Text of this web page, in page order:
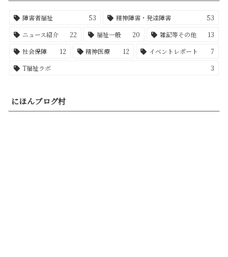
障害者福祉 53 精神障害・発達障害
53
ニュース紹介
22 福祉一般 20 雑記等その他
13
社会保障
12 精神医療 12 イベントレポート
7
T福祉ラボ
3
にほんブログ村